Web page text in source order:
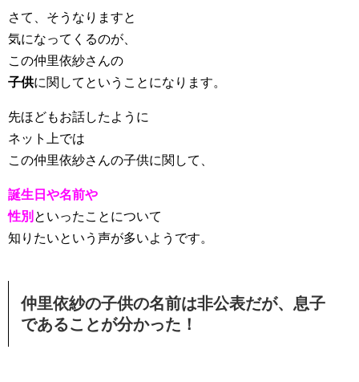
さて、そうなりますと
気になってくるのが、
この仲里依紗さんの
子供に関してということになります。
先ほどもお話したように
ネット上では
この仲里依紗さんの子供に関して、
誕生日や名前や
性別 といったことについて
知りたいという声が多いようです。
仲里依紗の子供の名前は非公表だが、息子
であることが分かった！